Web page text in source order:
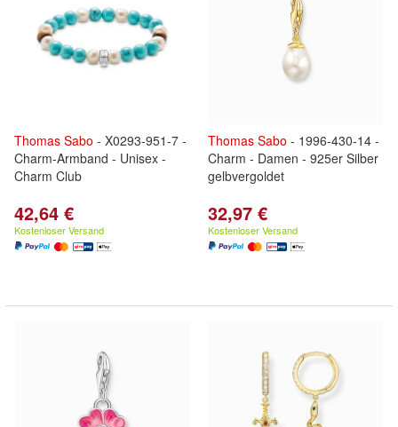
Thomas Sabo - X0293-951-7 -
Charm-Armband - Unisex -
Charm Club
42,64 €
Kostenloser Versand
Thomas Sabo - 1996-430-14 -
Charm - Damen - 925er Silber
gelbvergoldet
32,97 €
Kostenloser Versand